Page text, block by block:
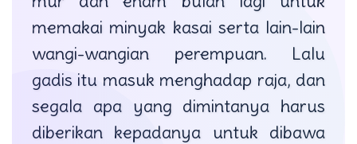
memakai minyak kasai serta lain-lain
wangi-wangian perempuan. Lalu
gadis itu masuk menghadap raja, dan
segala apa yang dimintanya harus
diberikan kepadanya untuk dibawa